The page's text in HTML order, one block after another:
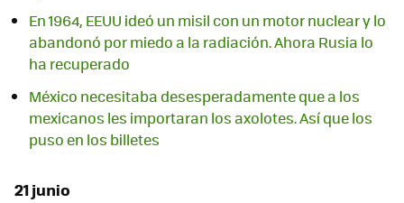
En 1964, EEUU ideó un misil con un motor nuclear y lo
abandonó por miedo a la radiación. Ahora Rusia lo
ha recuperado
México necesitaba desesperadamente que a los
mexicanos les importaran los axolotes. Así que los
puso en los billetes
21 junio